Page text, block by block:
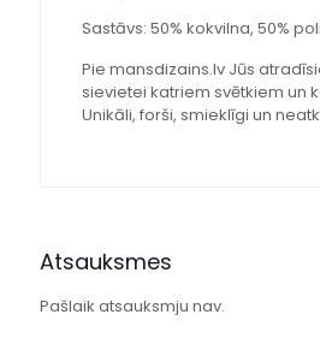
Sastāvs: 50% kokvilna, 50%
Pie mansdizains.lv Jūs
sievietei katriem svētkiem un
Unikāli, forši, smieklīgi un
Atsauksmes
Pašlaik atsauksmju nav.